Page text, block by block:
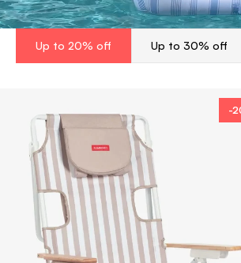
Up to 20% off Up to 30% off
-